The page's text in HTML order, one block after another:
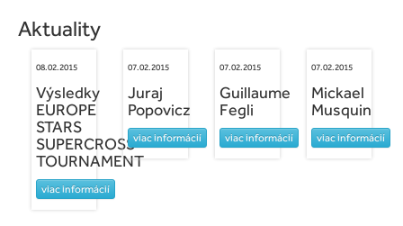
Aktuality
08.02.2015
Výsledky
EUROPE
STARS
SUPERCROSS
TOURNAMENT
viac informácií
07.02.2015
Juraj
Popovicz
viac informácií
07.02.2015
Guillaume
Fegli
viac informácií
07.02.2015
Mickael
Musquin
viac informácií